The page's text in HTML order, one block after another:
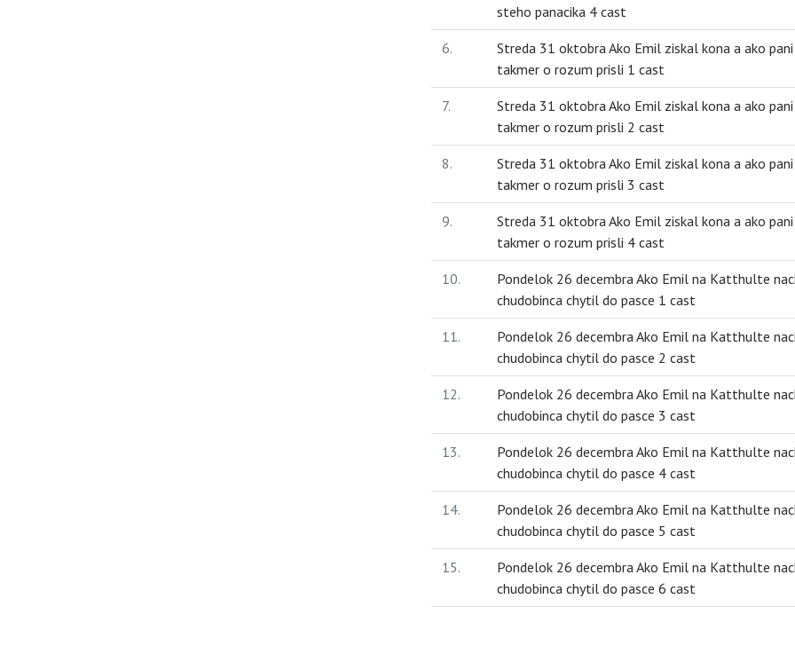
steho panacika 4 cast
6.
Streda 31 oktobra Ako Emil ziskal kona a ako
takmer o rozum prisli 1 cast
7.
Streda 31 oktobra Ako Emil ziskal kona a ako
takmer o rozum prisli 2 cast
8.
Streda 31 oktobra Ako Emil ziskal kona a ako
takmer o rozum prisli 3 cast
9.
Streda 31 oktobra Ako Emil ziskal kona a ako
takmer o rozum prisli 4 cast
10.
Pondelok 26 decembra Ako Emil na Katthulte
chudobinca chytil do pasce 1 cast
11.
Pondelok 26 decembra Ako Emil na Katthulte
chudobinca chytil do pasce 2 cast
12.
Pondelok 26 decembra Ako Emil na Katthulte
chudobinca chytil do pasce 3 cast
13.
Pondelok 26 decembra Ako Emil na Katthulte
chudobinca chytil do pasce 4 cast
14.
Pondelok 26 decembra Ako Emil na Katthulte
chudobinca chytil do pasce 5 cast
15.
Pondelok 26 decembra Ako Emil na Katthulte
chudobinca chytil do pasce 6 cast